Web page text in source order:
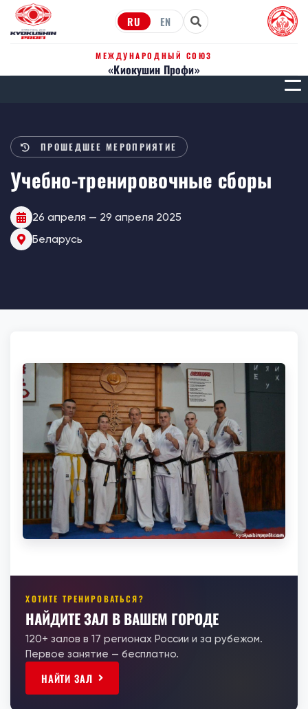
RU EN
МЕЖДУНАРОДНЫЙ СОЮЗ
«Киокушин Профи»
ПРОШЕДШЕЕ МЕРОПРИЯТИЕ
Учебно-тренировочные сборы
26 апреля — 29 апреля 2025
Беларусь
ХОТИТЕ ТРЕНИРОВАТЬСЯ?
НАЙДИТЕ ЗАЛ В ВАШЕМ ГОРОДЕ
120+ залов в 17 регионах России и за рубежом.
Первое занятие — бесплатно.
НАЙТИ ЗАЛ